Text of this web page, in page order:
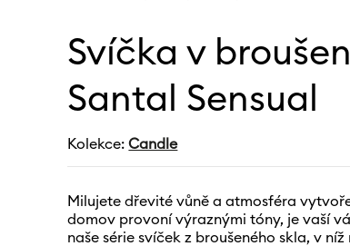
Svíčka v
Santal Sensual
Kolekce:Candle
Milujete dřevité vůně a atmosféra
domov provoní výraznými tóny, je vaší
naše série svíček z broušeného skla, v